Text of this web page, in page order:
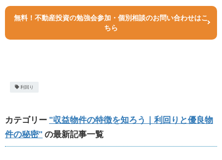
無料！不動産投資の勉強会参加・個別相談のお問い合わせはこ
ちら
利回り
カテゴリー "収益物件の特徴を知ろう｜利回りと優良物
件の秘密" の最新記事一覧